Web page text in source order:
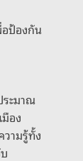
ป้องกัน
ระมาณ
อง
วามรู้ทั้ง